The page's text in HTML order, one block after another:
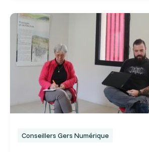
Conseillers Gers Numérique